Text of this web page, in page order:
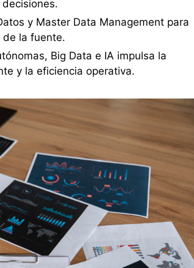
y Master Data Management para
la fuente.
Big Data e IA impulsa la
y la eficiencia operativa.